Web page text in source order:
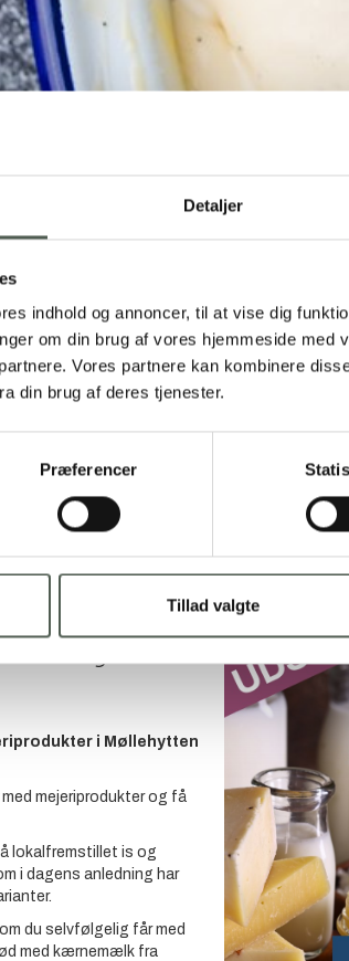
Detaljer
indhold og annoncer, til at vise dig
om din brug af vores hjemmeside med
Vores partnere kan kombinere
din brug af deres tjenester.
Præferencer
Tillad valgte
Madmødet
24. maj 2023
maj kl
i Møllehytten
mejeriprodukter og få
lokalfremstillet is og
i dagens anledning har
du selvfølgelig får med
med kærnemælk fra